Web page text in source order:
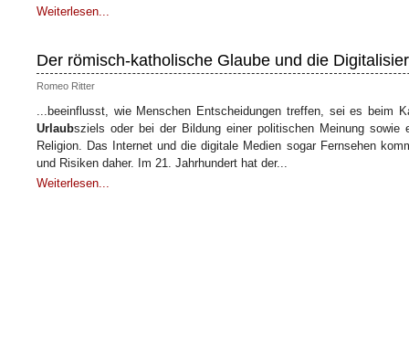
Weiterlesen...
Der römisch-katholische Glaube und die
Romeo Ritter
...beeinflusst, wie Menschen Entscheidungen treffen, sei es beim
Urlaubsziels oder bei der Bildung einer politischen Meinung sowie
Religion. Das Internet und die digitale Medien sogar Fernsehen
und Risiken daher. Im 21. Jahrhundert hat der...
Weiterlesen...